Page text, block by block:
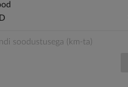
soodustusega (km-ta)